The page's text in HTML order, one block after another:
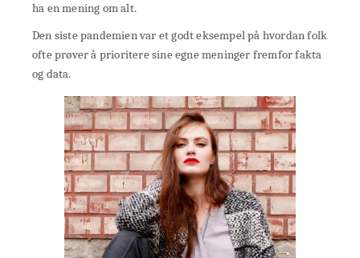
ha en mening om alt.
Den siste pandemien var et godt eksempel på hvordan folk
ofte prøver å prioritere sine egne meninger fremfor fakta
og data.